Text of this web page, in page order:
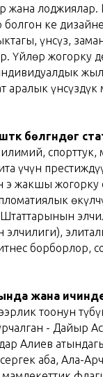
жана
кең
үнсүз,
Үйлөр жогорку
аралык үнсүздүк
бөлүгүндөгү
илимий,
үчүн
жакшы жогорку
элчилиги),
борборлор,
жана
тоонун
- Дайыр
Алиев
аба, Ала-